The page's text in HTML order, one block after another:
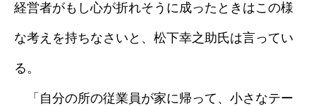
経営者がもし心が折れそうに成ったときはこの様
な考えを持ちなさいと、松下幸之助氏は言ってい
る。
「自分の所の従業員が家に帰って、小さなテー